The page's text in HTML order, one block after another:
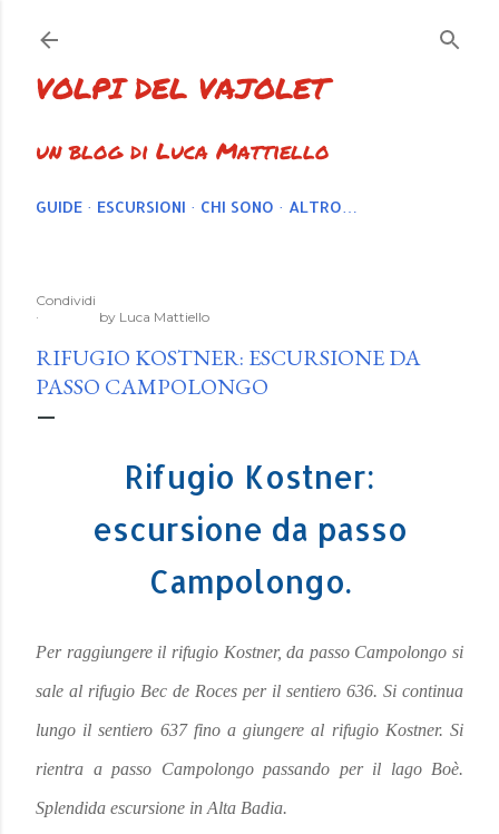
VOLPI DEL VAJOLET
un blog di Luca Mattiello
GUIDE ESCURSIONI CHI SONO ALTRO…
Condividi
by Luca Mattiello
RIFUGIO KOSTNER: ESCURSIONE DA
PASSO CAMPOLONGO
Rifugio Kostner:
escursione da passo
Campolongo.
Per raggiungere il rifugio Kostner, da passo Campolongo si
sale al rifugio Bec de Roces per il sentiero 636. Si continua
lungo il sentiero 637 fino a giungere al rifugio Kostner. Si
rientra a passo Campolongo passando per il lago Boè.
Splendida escursione in Alta Badia.